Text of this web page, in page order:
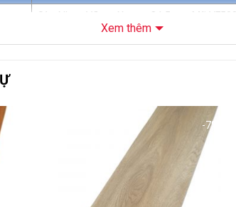
Sàn Nhựa Vfloor Xương Cá 5mm Mã VF502
Dài 660 x Rộng 126 mm x Dày 5mm
Xem thêm
-7%